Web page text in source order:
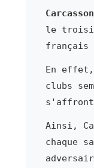
le
français
En effet,
clubs
Ainsi,
chaque